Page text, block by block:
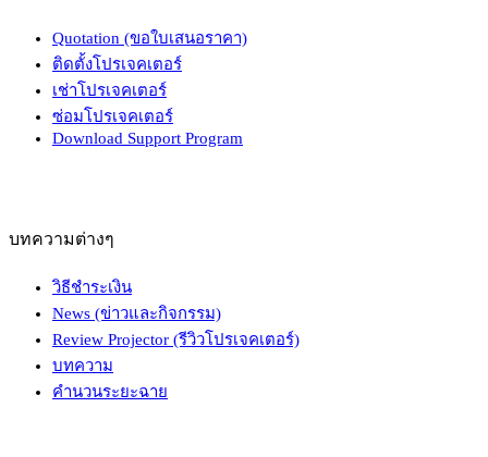
Quotation (ขอใบเสนอราคา)
ติดตั้งโปรเจคเตอร์
เช่าโปรเจคเตอร์
ซ่อมโปรเจคเตอร์
Download Support Program
บทความต่างๆ
วิธีชำระเงิน
News (ข่าวและกิจกรรม)
Review Projector (รีวิวโปรเจคเตอร์)
บทความ
คำนวนระยะฉาย